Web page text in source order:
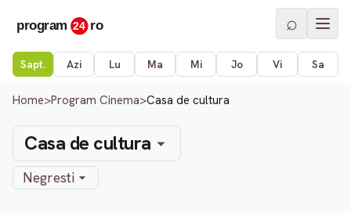
⌕
Sapt. Azi Lu Ma Mi Jo Vi Sa
Home>Program Cinema>Casa de cultura
Casa de cultura
Negresti